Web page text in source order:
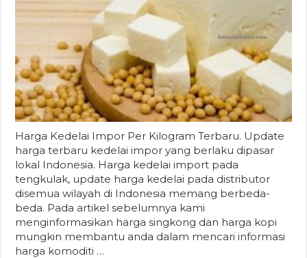
Harga Kedelai Impor Per Kilogram Terbaru. Update
harga terbaru kedelai impor yang berlaku dipasar
lokal Indonesia. Harga kedelai import pada
tengkulak, update harga kedelai pada distributor
disemua wilayah di Indonesia memang berbeda-
beda. Pada artikel sebelumnya kami
menginformasikan harga singkong dan harga kopi
mungkin membantu anda dalam mencari informasi
harga komoditi …